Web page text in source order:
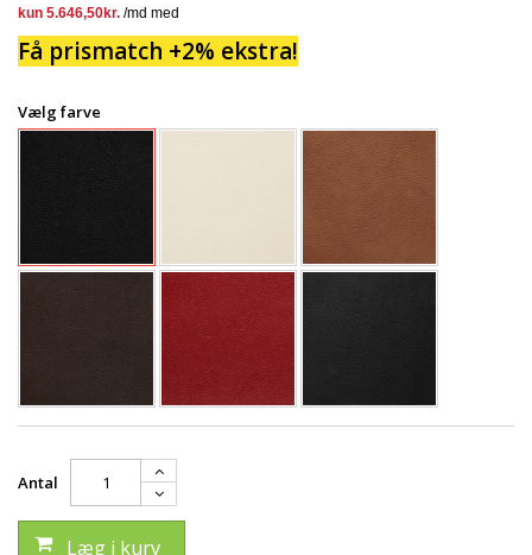
Få prismatch +2% ekstra!
Vælg farve
Antal
Læg i kurv